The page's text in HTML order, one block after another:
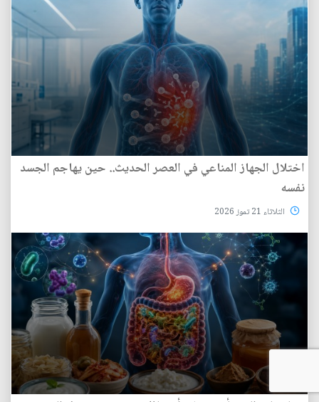
اختلال الجهاز المناعي في العصر الحديث.. حين يهاجم الجسد
نفسه
الثلاثاء 21 تموز 2026